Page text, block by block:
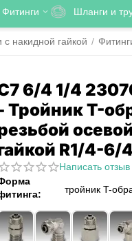
Фитинги Шланги и
с накидной гайкой /
6/4 1/4
Тройник T-
R1/4-6/
Написать отзыв
тройник T-